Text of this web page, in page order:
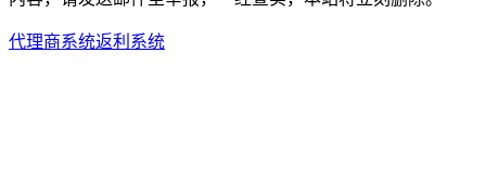
代理商系统返利系统